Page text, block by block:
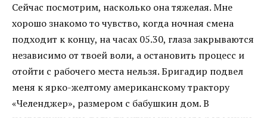
Сейчас посмотрим, насколько она тяжелая. Мне
хорошо знакомо то чувство, когда ночная смена
подходит к концу, на часах 05.30, глаза закрываются
независимо от твоей воли, а остановить процесс и
отойти с рабочего места нельзя. Бригадир подвел
меня к ярко-желтому американскому трактору
«Челенджер», размером с бабушкин дом. В